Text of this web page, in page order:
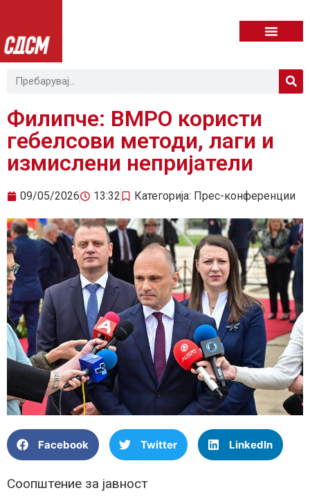
Филипче: ВМРО користи
гебелсови методи, лаги и
измислени непријатели
09/05/2026 13:32 Категорија: Прес-конференции
Facebook Twitter LinkedIn
Соопштение за јавност